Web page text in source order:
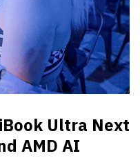
Ultra ​Next
AMD AI